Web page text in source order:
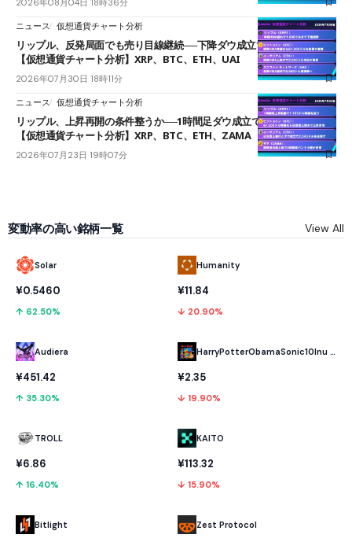
2026年08月04日 18時36分
ニュース 仮想通貨チャート分析
リップル、反発局面でも売り目線継続──下降ダウ成立で下値追う展開
【仮想通貨チャート分析】XRP、BTC、ETH、UAI
2026年07月30日 18時11分
ニュース 仮想通貨チャート分析
リップル、上昇再開の条件整うか──1時間足ダウ成立で1.185ドルを狙う
【仮想通貨チャート分析】XRP、BTC、ETH、ZAMA
2026年07月23日 19時07分
変動率の高い銘柄一覧 View All
Solar
¥0.5460
↑ 62.50%
Audiera
¥451.42
↑ 35.30%
TROLL
¥6.86
↑ 16.40%
Bitlight
Humanity
¥11.84
↓ 20.90%
HarryPotterObamaSonic10Inu (ETH)
¥2.35
↓ 19.90%
KAITO
¥113.32
↓ 15.90%
Zest Protocol